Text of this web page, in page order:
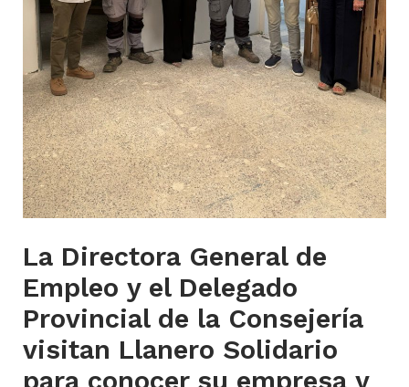
La Directora General de
Empleo y el Delegado
Provincial de la Consejería
visitan Llanero Solidario
para conocer su empresa y